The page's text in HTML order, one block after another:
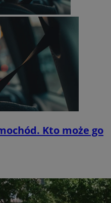
Kto może go